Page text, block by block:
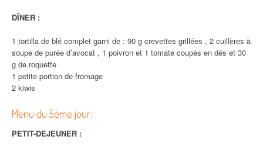
DÎNER :
1 tortilla de blé complet garni de : 90 g crevettes grillées , 2 cuillères à
soupe de purée d’avocat , 1 poivron et 1 tomate coupés en dés et 30
g de roquette
1 petite portion de fromage
2 kiwis
Menu du 5ème jour:
PETIT-DEJEUNER :